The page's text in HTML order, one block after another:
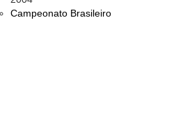
Campeonato Brasileiro